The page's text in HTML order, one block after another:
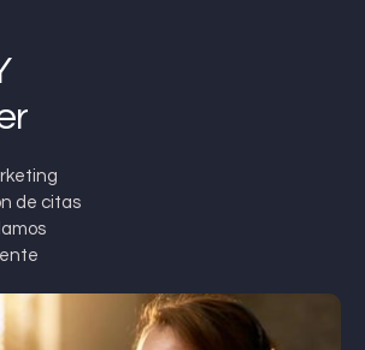
de citas